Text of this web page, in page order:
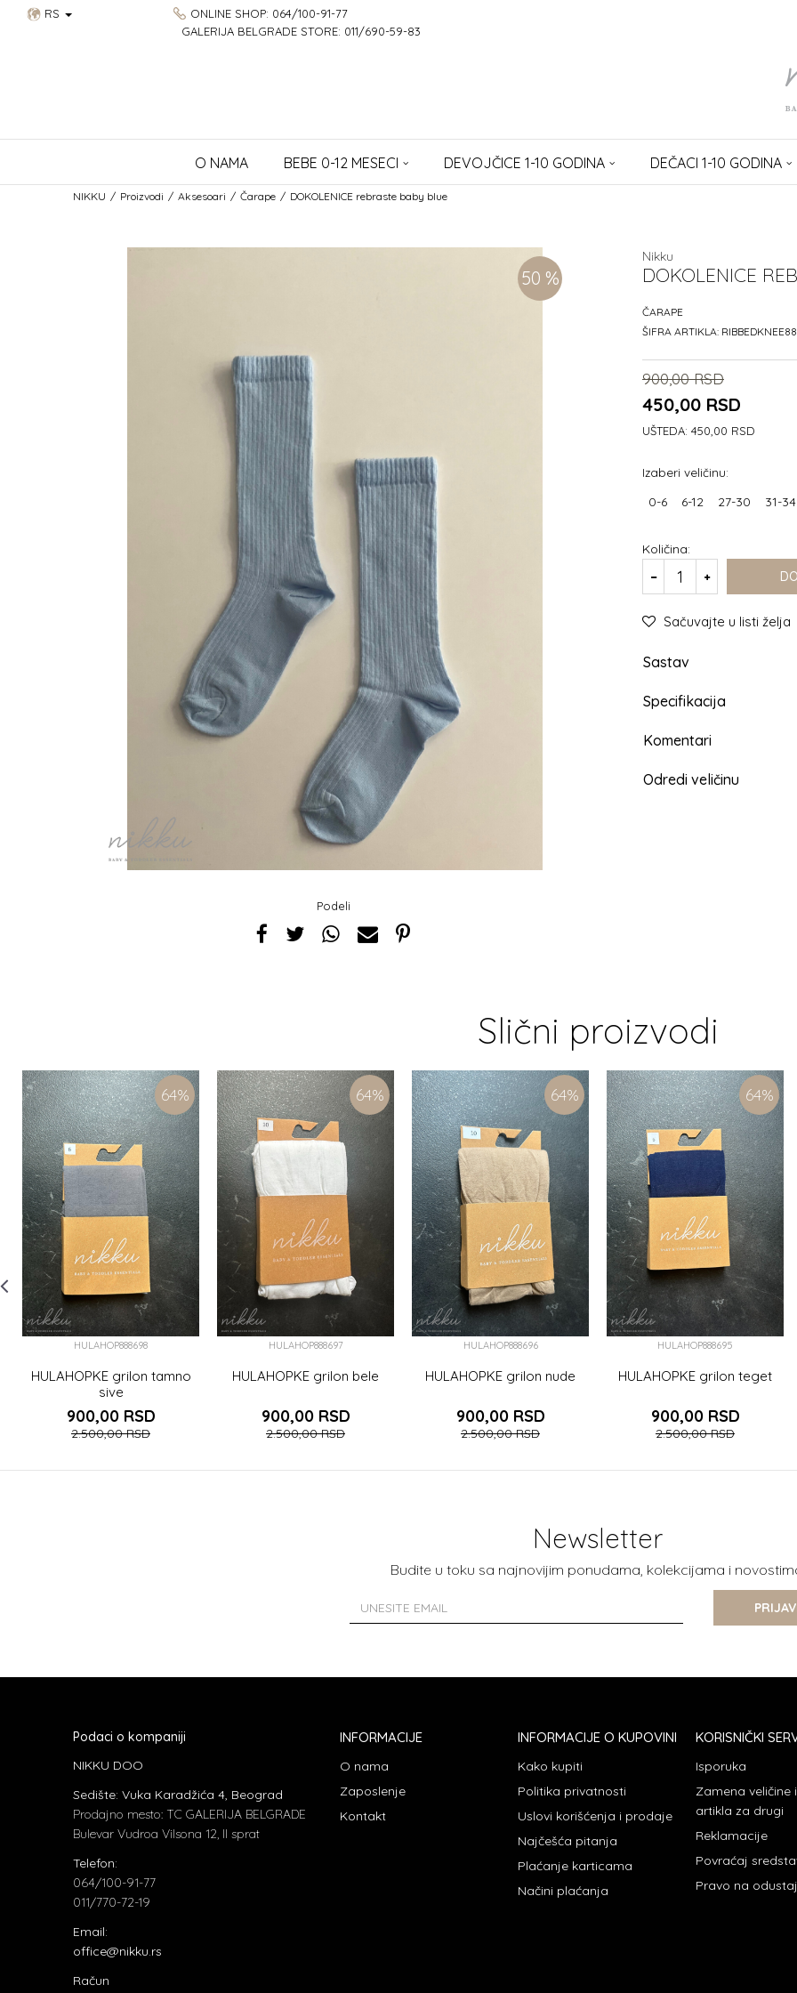
RS
ONLINE SHOP: 064/100-91-77
GALERIJA BELGRADE STORE: 011/690-59-83
O NAMA BEBE 0-12 MESECI DEVOJČICE 1-10 GODINA DEČACI 1-10 GODINA
NIKKU Proizvodi Aksesoari Čarape DOKOLENICE rebraste baby blue
50 %
Podeli
Nikku
DOKOLENICE
ČARAPE
ŠIFRA ARTIKLA:
900,00 RSD
450,00 RSD
UŠTEDA: 450,00 RSD
Izaberi veličinu:
0-6 6-12 27-30 31-34
Količina:
Sačuvajte u listi želja
Sastav
Specifikacija
Komentari
Odredi veličinu
Slični proizvodi
64%
HULAHOP888698
HULAHOPKE grilon tamno
sive
900,00 RSD
2.500,00RSD
64%
HULAHOP888697
HULAHOPKE grilon bele
900,00 RSD
2.500,00RSD
64%
HULAHOP888696
HULAHOPKE grilon nude
900,00 RSD
2.500,00RSD
64%
HULAHOP888695
HULAHOPKE grilon teget
900,00 RSD
2.500,00RSD
Newsletter
Budite u toku sa najnovijim ponudama, kolekcijama i
Podaci o kompaniji
NIKKU DOO
Sedište: Vuka Karadžića 4, Beograd
Prodajno mesto: TC GALERIJA BELGRADE
Bulevar Vudroa Vilsona 12, II sprat
Telefon:
064/100-91-77
011/770-72-19
Email:
office@nikku.rs
Račun
INFORMACIJE
O nama
Zaposlenje
Kontakt
INFORMACIJE O KUPOVINI
Kako kupiti
Politika privatnosti
Uslovi korišćenja i prodaje
Najčešća pitanja
Plaćanje karticama
Načini plaćanja
KORISNIČKI
Isporuka
Zamena veličine
artikla za drugi
Reklamacije
Povraćaj
Pravo na